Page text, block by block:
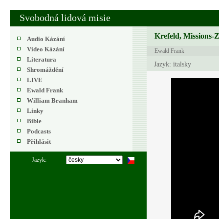
Svobodná lidová misie
Audio Kázání
Video Kázání
Literatura
Shromáždění
LIVE
Ewald Frank
William Branham
Linky
Bible
Podcasts
Přihlásit
Jazyk:
Krefeld, Missions-
Ewald Frank
Jazyk: italsky